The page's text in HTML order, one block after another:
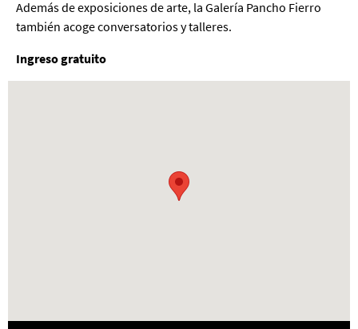
Además de exposiciones de arte, la Galería Pancho Fierro
también acoge conversatorios y talleres.
Ingreso gratuito